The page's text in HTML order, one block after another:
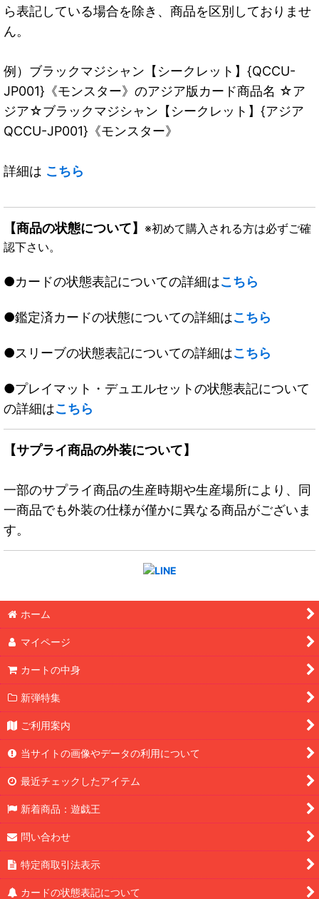
ら表記している場合を除き、商品を区別しておりませ
ん。
例）ブラックマジシャン【シークレット】{QCCU-
JP001}《モンスター》のアジア版カード商品名 ☆ア
ジア☆ブラックマジシャン【シークレット】{アジア
QCCU-JP001}《モンスター》
詳細は こちら
【商品の状態について】 ※初めて購入される方は必ずご確
認下さい。
●カードの状態表記についての詳細はこちら
●鑑定済カードの状態についての詳細はこちら
●スリーブの状態表記についての詳細はこちら
●プレイマット・デュエルセットの状態表記について
の詳細はこちら
【サプライ商品の外装について】
一部のサプライ商品の生産時期や生産場所により、同
一商品でも外装の仕様が僅かに異なる商品がございま
す。
ホーム
マイページ
カートの中身
新弾特集
ご利用案内
当サイトの画像やデータの利用について
最近チェックしたアイテム
新着商品：遊戯王
問い合わせ
特定商取引法表示
カードの状態表記について